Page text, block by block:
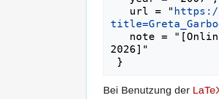
   url = "
https://
2026]"
Bei Benutzung der